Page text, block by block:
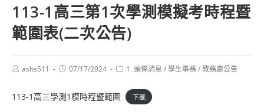
113-1高三第1次學測模擬考時程暨
範圍表(二次公告)
Postashs511
Post07/17/2024
Post1. 頭條消息 /學生事務/教務處公告
113-1高三學測1模時程暨範圍 下載